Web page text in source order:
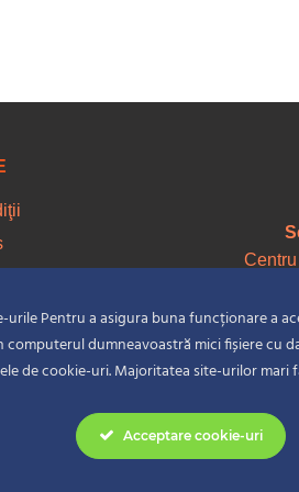
urile Pentru a asigura buna funcționare a
computerul dumneavoastră mici fișiere cu
de cookie-uri. Majoritatea site-urilor mari
Acceptare cookie-uri